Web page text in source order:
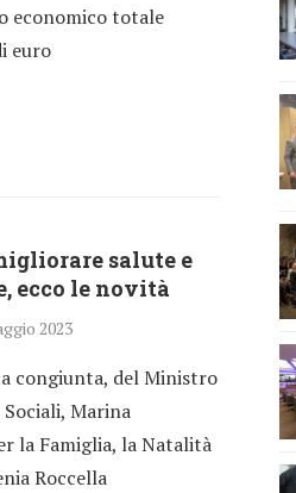
economico totale
euro
salute e
ecco le novità
2023
congiunta, del Ministro
Marina
la Famiglia, la Natalità
Roccella